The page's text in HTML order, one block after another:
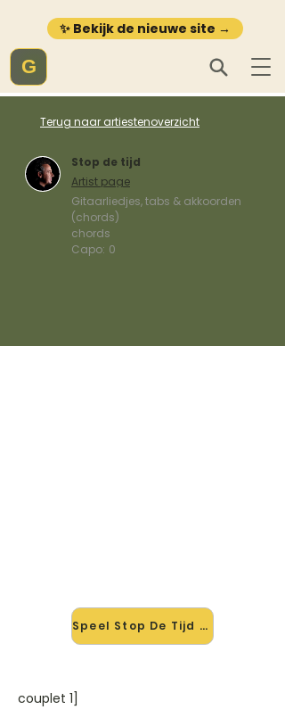
✨ Bekijk de nieuwe site →
G
Terug naar artiestenoverzicht
Stop de tijd
Artist page
Gitaarliedjes, tabs & akkoorden
(chords)
chords
Capo: 0
Speel Stop De Tijd mee →
couplet 1]